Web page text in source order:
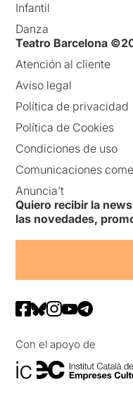
Infantil
Danza
Teatro Barcelona
Atención al cliente
Aviso legal
Política de privacidad
Política de Cookies
Condiciones de uso
Comunicaciones
Anuncia’t
Quiero recibir la
las novedades,
Con el apoyo de